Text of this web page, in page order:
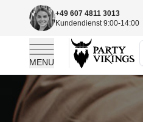
+49 607 4811 3013
Kundendienst 9:00-14:00
MENU
Skip to Content